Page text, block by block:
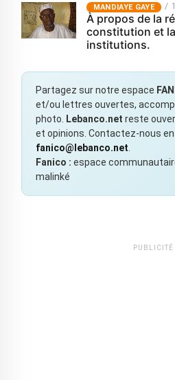
MANDIAYE GAYE
À propos de la
constitution et
institutions.
Partagez sur notre espace
et/ou lettres ouvertes,
photo.
Lebanco.net reste
et opinions. Contactez-nous
fanico@lebanco.net
Fanico : espace
malinké
PUBLICITÉ